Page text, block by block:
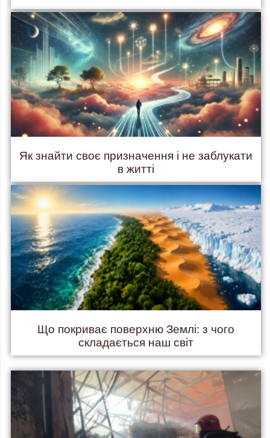
Як знайти своє призначення і не заблукати
в житті
Що покриває поверхню Землі: з чого
складається наш світ